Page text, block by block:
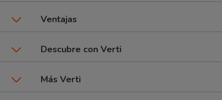
Seguros de moto
6Ruedas: Coche + Moto
Seguros de Hogar
Asistencia y contacto
Dar un parte
Preguntas frecuentes
Ventajas
Promociones y beneficios
Tipos de pago
Descubre con Verti
Seguros por marca de coche
Más Verti